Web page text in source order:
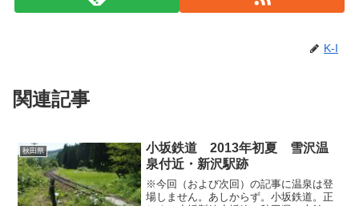
K-I
関連記事
秋田県
小坂鉄道 2013年初夏 雪沢温
泉付近・新沢駅跡
※今回（および次回）の記事に温泉は登
場しません。あしからず。小坂鉄道。正